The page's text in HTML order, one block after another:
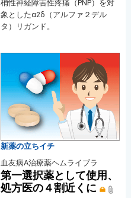
梢性神経障害性疼痛（PNP）を対
象としたα2δ（アルファ２デル
タ）リガンド。
新薬の立ちイチ
血友病A治療薬ヘムライブラ
第一選択薬として使用、
処方医の４割近くに